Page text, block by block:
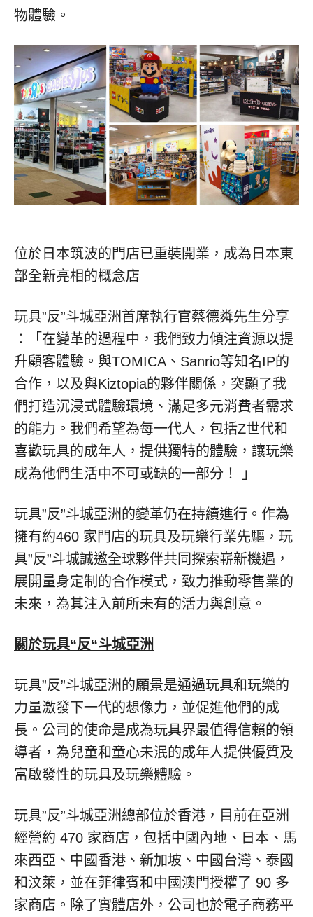
物體驗。
位於日本筑波的門店已重裝開業，成為日本東
部全新亮相的概念店
玩具”反”斗城亞洲首席執行官蔡德粦先生分享
︰「在變革的過程中，我們致力傾注資源以提
升顧客體驗。與TOMICA、Sanrio等知名IP的
合作，以及與Kiztopia的夥伴關係，突顯了我
們打造沉浸式體驗環境、滿足多元消費者需求
的能力。我們希望為每一代人，包括Z世代和
喜歡玩具的成年人，提供獨特的體驗，讓玩樂
成為他們生活中不可或缺的一部分！ 」
玩具”反”斗城亞洲的變革仍在持續進行。作為
擁有約460 家門店的玩具及玩樂行業先驅，玩
具”反”斗城誠邀全球夥伴共同探索嶄新機遇，
展開量身定制的合作模式，致力推動零售業的
未來，為其注入前所未有的活力與創意。
關於玩具“反“斗城亞洲
玩具”反”斗城亞洲的願景是通過玩具和玩樂的
力量激發下一代的想像力，並促進他們的成
長。公司的使命是成為玩具界最值得信賴的領
導者，為兒童和童心未泯的成年人提供優質及
富啟發性的玩具及玩樂體驗。
玩具”反”斗城亞洲總部位於香港，目前在亞洲
經營約 470 家商店，包括中國內地、日本、馬
來西亞、中國香港、新加坡、中國台灣、泰國
和汶萊，並在菲律賓和中國澳門授權了 90 多
家商店。除了實體店外，公司也於電子商務平